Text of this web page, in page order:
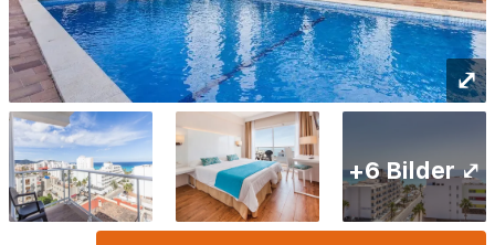
⤢
+6 Bilder ⤢